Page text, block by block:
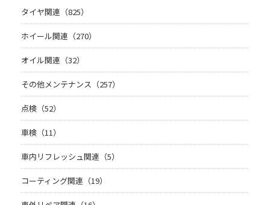
タイヤ関連（825）
ホイール関連（270）
オイル関連（32）
その他メンテナンス（257）
点検（52）
車検（11）
車内リフレッシュ関連（5）
コーティング関連（19）